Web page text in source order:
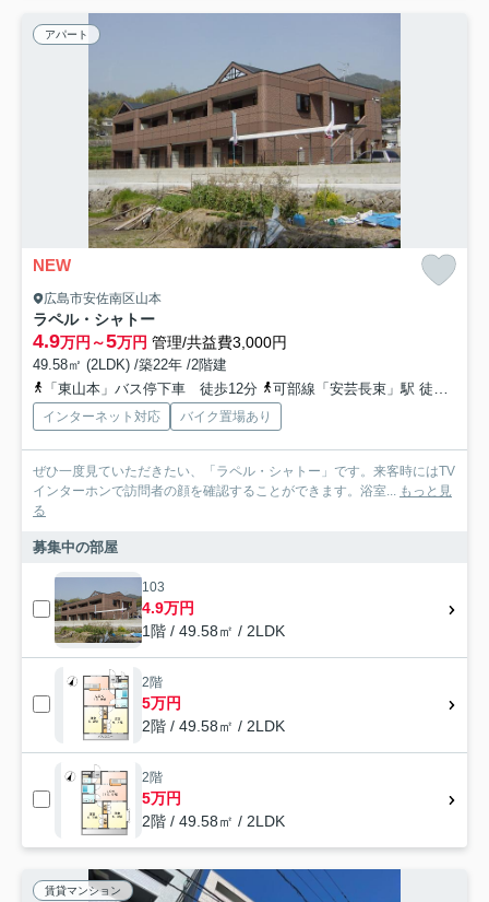
アパート
NEW
広島市安佐南区山本
ラペル・シャトー
4.9万円～5万円 管理/共益費3,000円
49.58㎡ (2LDK) /築22年 /2階建
「東山本」バス停下車 徒歩12分
可部線「安芸長束」駅 徒歩23分
インターネット対応 バイク置場あり
ぜひ一度見ていただきたい、「ラペル・シャトー」です。来客時にはTV
インターホンで訪問者の顔を確認することができます。浴室... もっと見
る
募集中の部屋
103
4.9万円
1階 / 49.58㎡ / 2LDK
2階
5万円
2階 / 49.58㎡ / 2LDK
2階
5万円
2階 / 49.58㎡ / 2LDK
賃貸マンション